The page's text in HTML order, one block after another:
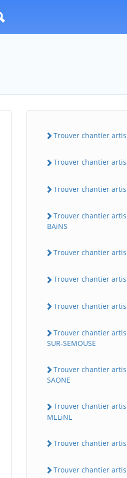
Trouver chantier
Trouver chantier
Trouver chantier
Trouver chantier
BAiNS
Trouver chantier
Trouver chantier
Trouver chantier
Trouver chantier
SUR-SEMOUSE
Trouver chantier
SAONE
Trouver chantier
MELiNE
Trouver chantier
Trouver chantier